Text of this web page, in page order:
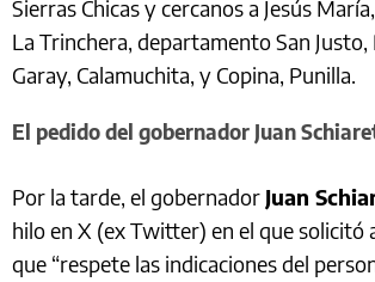
Sierras Chicas y cercanos a Jesús
La Trinchera, departamento San
Garay, Calamuchita, y Copina, Punilla.
El pedido del gobernador Juan
Por la tarde, el gobernador Juan
hilo en X (ex Twitter) en el que solicitó
que “respete las indicaciones del